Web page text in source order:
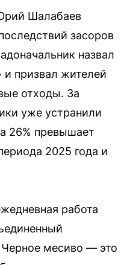
Шалабаев
засоров
назвал
призвал жителей
отходы. За
уже устранили
26% превышает
2025 года и
работа
месиво — это